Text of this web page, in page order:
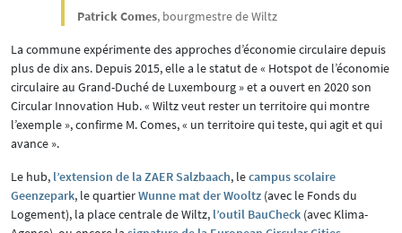
Patrick Comes, bourgmestre de Wiltz
La commune expérimente des approches d’économie circulaire depuis
plus de dix ans. Depuis 2015, elle a le statut de « Hotspot de l’économie
circulaire au Grand-Duché de Luxembourg » et a ouvert en 2020 son
Circular Innovation Hub. « Wiltz veut rester un territoire qui montre
l’exemple », confirme M. Comes, « un territoire qui teste, qui agit et qui
avance ».
Le hub, l’extension de la ZAER Salzbaach, lecampus scolaire
Geenzepark, le quartierWunne mat der Wooltz (avec le Fonds du
Logement), la place centrale de Wiltz, l’outil BauCheck (avec Klima-